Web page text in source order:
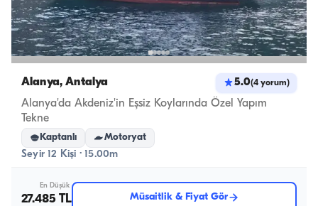
Alanya, Antalya 5.0(4 yorum)
Alanya'da Akdeniz'in Eşsiz Koylarında Özel Yapım
Tekne
Kaptanlı Motoryat
Seyir 12 Kişi · 15.00m
En Düşük
27.485 TL Müsaitlik & Fiyat Gör